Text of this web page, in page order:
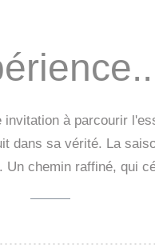
à parcourir
dans sa vérité. La
chemin raffiné, qui